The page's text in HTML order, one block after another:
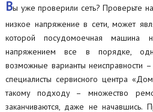
Вы уже проверили сеть? Проверьте
низкое напряжение в сети, может
которой посудомоечная машина
напряжением все в порядке,
возможные варианты неисправности
специалисты сервисного центра
такому подходу – множество
заканчиваются, даже не начавшись.